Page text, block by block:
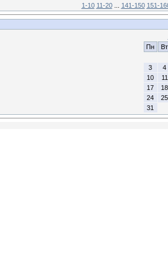
1-10 11-20 141-150 151-
Пн
Вт
3
4
10
11
17
18
24
25
31